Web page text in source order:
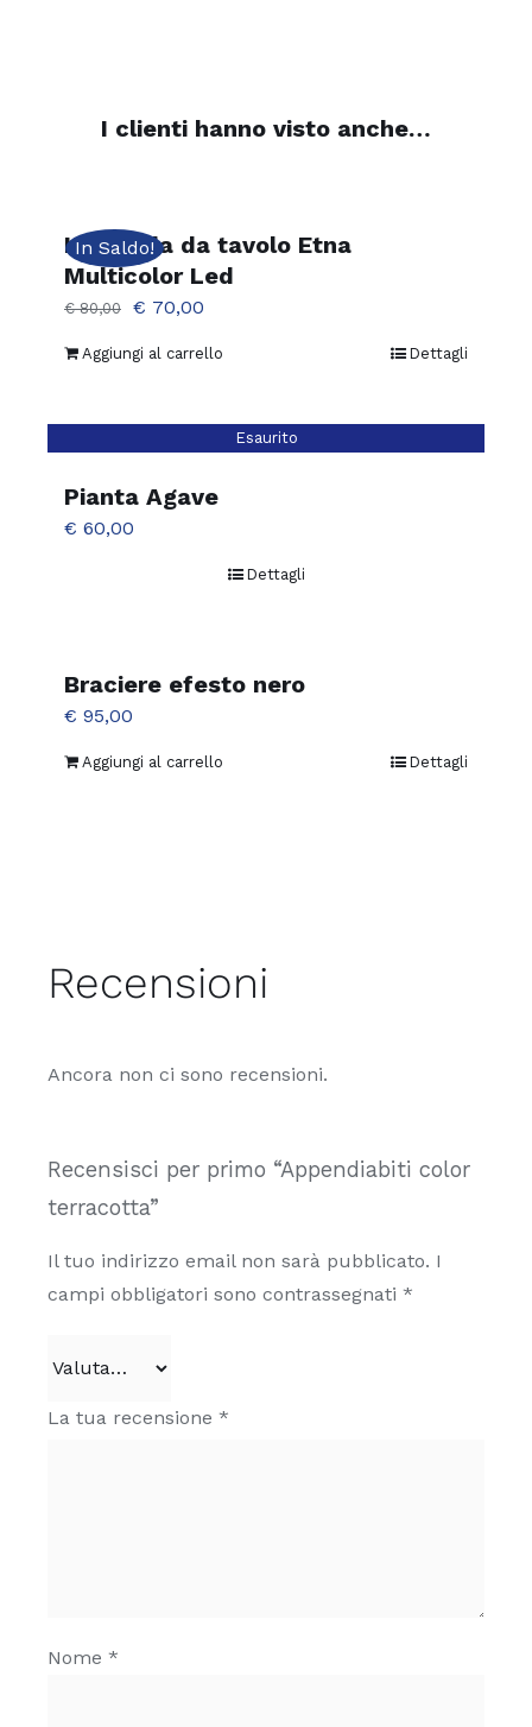
I clienti hanno visto anche…
In Saldo!
Lampada da tavolo Etna
Multicolor Led
€80,00
Il
€ 70,00Il
€ 70,00.
Aggiungi al carrello Dettagli
Esaurito
Pianta Agave
€ 60,00
Dettagli
Braciere efesto nero
€ 95,00
Aggiungi al carrello Dettagli
Recensioni
Ancora non ci sono recensioni.
Recensisci per primo “Appendiabiti color
terracotta”
Il tuo indirizzo email non sarà pubblicato. I
campi obbligatori sono contrassegnati *
La tua recensione *
Nome *